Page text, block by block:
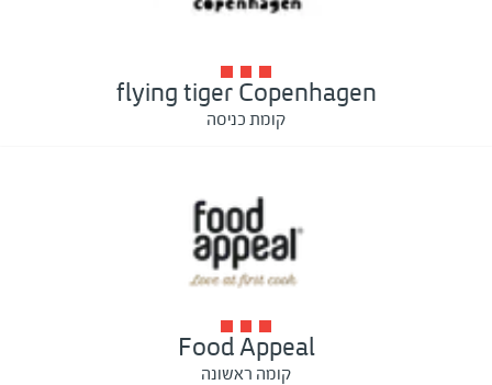
flying tiger Copenhagen
קומת כניסה
Food Appeal
קומה ראשונה